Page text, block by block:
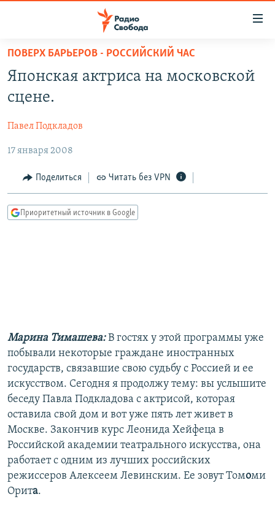
упрощенного
доступа
основному
Вернутся
главной
навигации
Вернутся
ЦИТАТЫ СВОБОДЫ
МНЕНИЯ
КУЛЬТУРА
IDEL.РЕАЛИИ
КАВКАЗ.РЕАЛИИ
СОЦИАЛЬНЫЕ СЕТИ
Все сайты РСЕ/РС
ПОВЕРХ БАРЬЕРОВ - РОССИЙСКИЙ ЧАС
Японская актриса на московской
сцене.
Павел Подкладов
17 января 2008
Поделиться Читать без VPN
Приоритетный источник в Google
Марина Тимашева:В гостях у этой программы уже
побывали некоторые граждане иностранных
государств, связавшие свою судьбу с Россией и ее
искусством. Сегодня я продолжу тему: вы услышите
беседу Павла Подкладова с актрисой, которая
оставила свой дом и вот уже пять лет живет в
Москве. Закончив курс Леонида Хейфеца в
Российской академии театрального искусства, она
работает с одним из лучших российских
режиссеров Алексеем Левинским. Ее зовут Томоми
Орита.